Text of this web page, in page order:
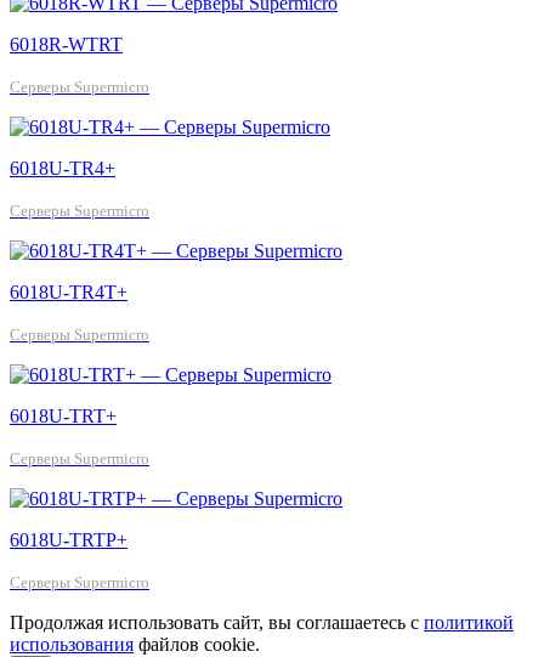
6018R-WTRT
Серверы Supermicro
6018U-TR4+
Серверы Supermicro
6018U-TR4T+
Серверы Supermicro
6018U-TRT+
Серверы Supermicro
6018U-TRTP+
Серверы Supermicro
Продолжая использовать сайт, вы соглашаетесь с политикой
использования файлов cookie.